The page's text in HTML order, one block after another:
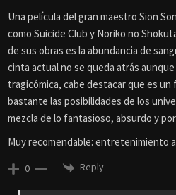
Una película del gran maestro Sion
como Suicide Club y Noriko no
de sus obras es la abundancia de
cinta actual no se queda atrás
tragicómica, cabe destacar que es
bastante las posibilidades de los
mezcla de lo fantasioso, absurdo y
Muy recomendable: entretenimiento
0 Reply